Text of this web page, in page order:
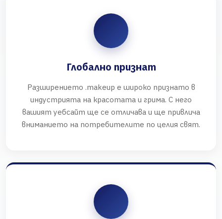
Глобално признат
Разширението .makeup е широко признато в
индустрията на красотата и грима. С него
вашият уебсайт ще се отличава и ще привлича
вниманието на потребителите по целия свят.